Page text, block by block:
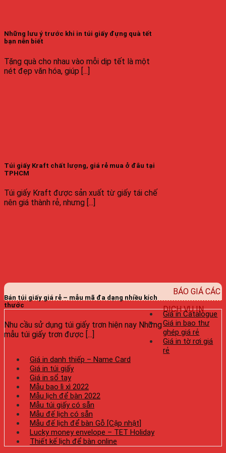
Những lưu ý trước khi in túi giấy đựng quà tết
bạn nên biết
Tặng quà cho nhau vào mỗi dịp tết là một
nét đẹp văn hóa, giúp [...]
Túi giấy Kraft chất lượng, giá rẻ mua ở đâu tại
TPHCM
Túi giấy Kraft được sản xuất từ giấy tái chế
nên giá thành rẻ, nhưng [...]
Bán túi giấy giá rẻ – mẫu mã đa dạng nhiều kích
thước
Nhu cầu sử dụng túi giấy trơn hiện nay Những
mẫu túi giấy trơn được [...]
BÁO GIÁ CÁC
DỊCH VỤ IN
Giá in Catalogue
Giá in bao thư
ghép giá rẻ
Giá in tờ rơi giá
rẻ
Giá in danh thiếp – Name Card
Giá in túi giấy
Giá in sổ tay
Mẫu bao lì xì 2022
Mẫu lịch để bàn 2022
Mẫu túi giấy có sẵn
Mẫu đế lịch có sẵn
Mẫu đế lịch để bàn Gỗ [Cập nhật]
Lucky money envelope – TET Holiday
Thiết kế lịch để bàn online